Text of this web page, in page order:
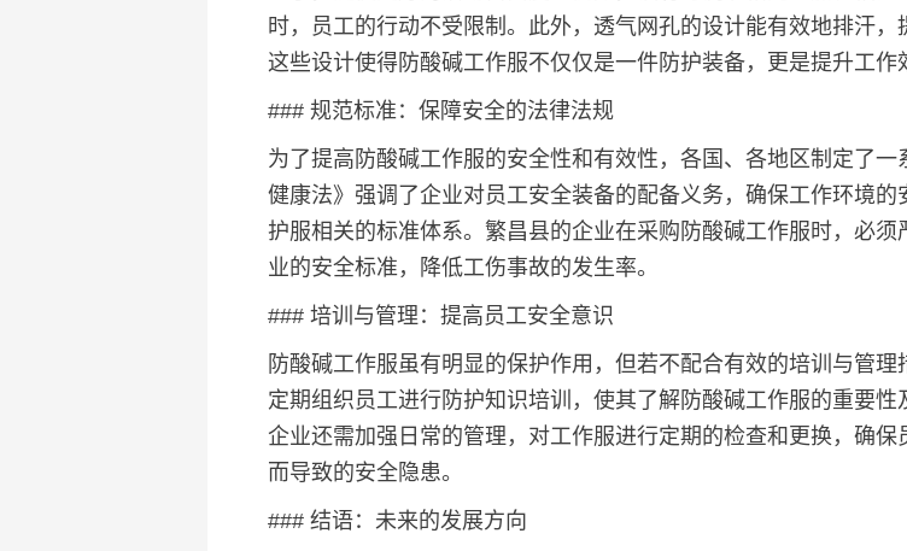
时，员工的行动不受限制。此外，透气网孔的设计能有效地排汗，
这些设计使得防酸碱工作服不仅仅是一件防护装备，更是提升工作
### 规范标准：保障安全的法律法规
为了提高防酸碱工作服的安全性和有效性，各国、各地区制定了
健康法》强调了企业对员工安全装备的配备义务，确保工作环境
护服相关的标准体系。繁昌县的企业在采购防酸碱工作服时，必
业的安全标准，降低工伤事故的发生率。
### 培训与管理：提高员工安全意识
防酸碱工作服虽有明显的保护作用，但若不配合有效的培训与管
定期组织员工进行防护知识培训，使其了解防酸碱工作服的重要性
企业还需加强日常的管理，对工作服进行定期的检查和更换，确
而导致的安全隐患。
### 结语：未来的发展方向